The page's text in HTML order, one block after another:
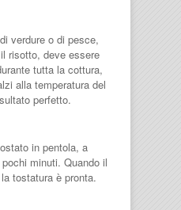
verdure o di pesce,
risotto, deve essere
tutta la cottura,
alla temperatura del
perfetto.
in pentola, a
minuti. Quando il
tostatura è pronta.